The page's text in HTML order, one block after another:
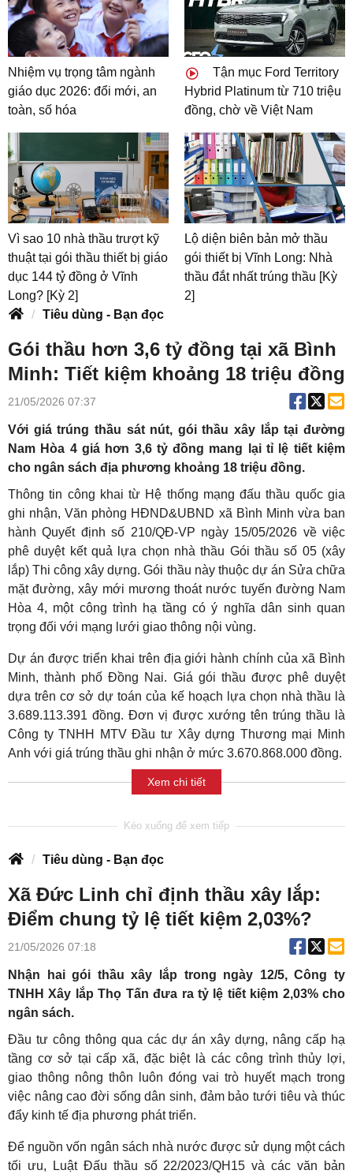
Nhiệm vụ trọng tâm ngành
giáo dục 2026: đổi mới, an
toàn, số hóa
Tận mục Ford Territory
Hybrid Platinum từ 710 triệu
đồng, chờ về Việt Nam
Vì sao 10 nhà thầu trượt kỹ
thuật tại gói thầu thiết bị giáo
dục 144 tỷ đồng ở Vĩnh
Long? [Kỳ 2]
Lộ diện biên bản mở thầu
gói thiết bị Vĩnh Long: Nhà
thầu đắt nhất trúng thầu [Kỳ
2]
Tiêu dùng - Bạn đọc
Gói thầu hơn 3,6 tỷ đồng tại xã Bình
Minh: Tiết kiệm khoảng 18 triệu đồng
21/05/2026 07:37
Với giá trúng thầu sát nút, gói thầu xây lắp tại đường
Nam Hòa 4 giá hơn 3,6 tỷ đồng mang lại tỉ lệ tiết kiệm
cho ngân sách địa phương khoảng 18 triệu đồng.
Thông tin công khai từ Hệ thống mạng đấu thầu quốc gia
ghi nhận, Văn phòng HĐND&UBND xã Bình Minh vừa ban
hành Quyết định số 210/QĐ-VP ngày 15/05/2026 về việc
phê duyệt kết quả lựa chọn nhà thầu Gói thầu số 05 (xây
lắp) Thi công xây dựng. Gói thầu này thuộc dự án Sửa chữa
mặt đường, xây mới mương thoát nước tuyến đường Nam
Hòa 4, một công trình hạ tầng có ý nghĩa dân sinh quan
trọng đối với mạng lưới giao thông nội vùng.
Dự án được triển khai trên địa giới hành chính của xã Bình
Minh, thành phố Đồng Nai. Giá gói thầu được phê duyệt
dựa trên cơ sở dự toán của kế hoạch lựa chọn nhà thầu là
3.689.113.391 đồng. Đơn vị được xướng tên trúng thầu là
Công ty TNHH MTV Đầu tư Xây dựng Thương mại Minh
Anh với giá trúng thầu ghi nhận ở mức 3.670.868.000 đồng.
Xem chi tiết
Tiêu dùng - Bạn đọc
Xã Đức Linh chỉ định thầu xây lắp:
Điểm chung tỷ lệ tiết kiệm 2,03%?
21/05/2026 07:18
Nhận hai gói thầu xây lắp trong ngày 12/5, Công ty
TNHH Xây lắp Thọ Tấn đưa ra tỷ lệ tiết kiệm 2,03% cho
ngân sách.
Đầu tư công thông qua các dự án xây dựng, nâng cấp hạ
tầng cơ sở tại cấp xã, đặc biệt là các công trình thủy lợi,
giao thông nông thôn luôn đóng vai trò huyết mạch trong
việc nâng cao đời sống dân sinh, đảm bảo tưới tiêu và thúc
đẩy kinh tế địa phương phát triển.
Để nguồn vốn ngân sách nhà nước được sử dụng một cách
tối ưu, Luật Đấu thầu số 22/2023/QH15 và các văn bản